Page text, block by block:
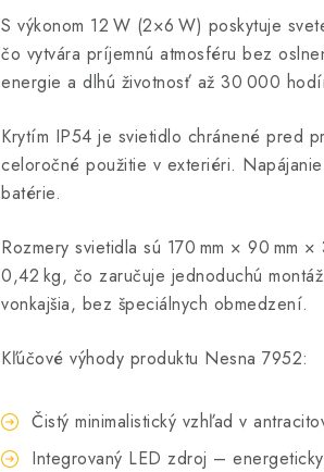
S výkonom 12 W (2×6 W) poskytuje
čo vytvára príjemnú atmosféru bez
energie a dlhú životnosť až 30 000
Krytím IP54 je svietidlo chránené pred
celoročné použitie v exteriéri.
batérie.
Rozmery svietidla sú 170 mm × 90 mm
0,42 kg, čo zaručuje jednoduchú
vonkajšia, bez špeciálnych obmedzení.
Kľúčové výhody produktu Nesna 7952:
Čistý minimalistický vzhľad v
Integrovaný LED zdroj –